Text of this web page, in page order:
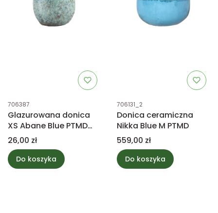
Kod produktu
706387
Glazurowana donica
XS Abane Blue PTMD
Collection
Cena
26,00 zł
Do koszyka
Kod produktu
706131_2
Donica ceramiczna
Nikka Blue M PTMD
Cena
559,00 zł
Do koszyka